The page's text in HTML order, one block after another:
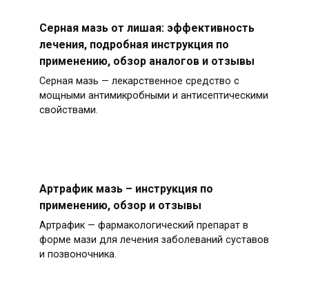
Серная мазь от лишая: эффективность
лечения, подробная инструкция по
применению, обзор аналогов и отзывы
Серная мазь — лекарственное средство с
мощными антимикробными и антисептическими
свойствами.
Артрафик мазь – инструкция по
применению, обзор и отзывы
Артрафик — фармакологический препарат в
форме мази для лечения заболеваний суставов
и позвоночника.